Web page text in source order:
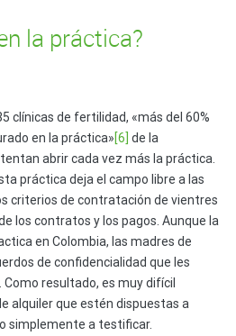
la práctica?
clínicas de fertilidad, «más del 60%
en la práctica»[6] de la
abrir cada vez más la práctica.
práctica deja el campo libre a las
criterios de contratación de vientres
los contratos y los pagos. Aunque la
en Colombia, las madres de
de confidencialidad que les
resultado, es muy difícil
alquiler que estén dispuestas a
simplemente a testificar.